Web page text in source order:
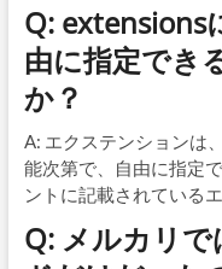
Q: extensions
由に指定でき
か？
A: エクステンションは
能次第で、自由に指定
ントに記載されている
Q: メルカリ